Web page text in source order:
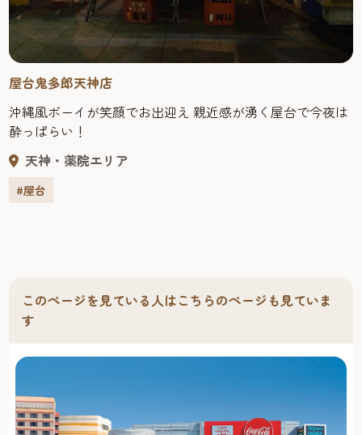
屋台鬼多郎天神店
沖縄風ボーイが笑顔でお出迎え 親近感が湧く屋台で今夜は
酔っぱらい！
天神・薬院エリア
#屋台
このページを見ている人はこちらのページも見ていま
す